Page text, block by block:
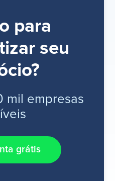
para
seu
mil empresas
grátis